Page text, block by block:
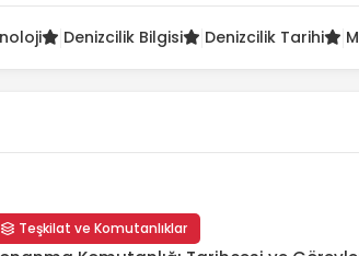
Denizcilik Bilgisi Denizcilik Tarihi
Teşkilat ve Komutanlıklar